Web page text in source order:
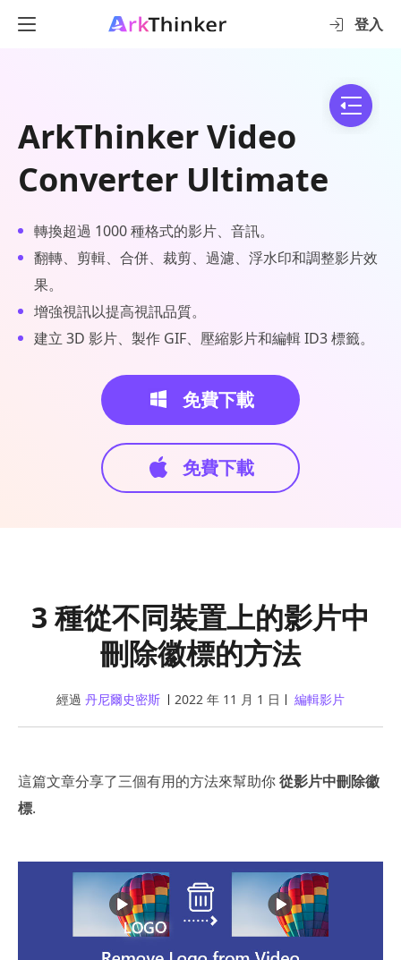
登入
ArkThinker Video
Converter Ultimate
轉換超過 1000 種格式的影片、音訊。
翻轉、剪輯、合併、裁剪、過濾、浮水印和調整影片效
果。
增強視訊以提高視訊品質。
建立 3D 影片、製作 GIF、壓縮影片和編輯 ID3 標籤。
免費下載
免費下載
3 種從不同裝置上的影片中
刪除徽標的方法
經過 丹尼爾史密斯 2022 年 11 月 1 日 編輯影片
這篇文章分享了三個有用的方法來幫助你從影片中刪除徽
標.